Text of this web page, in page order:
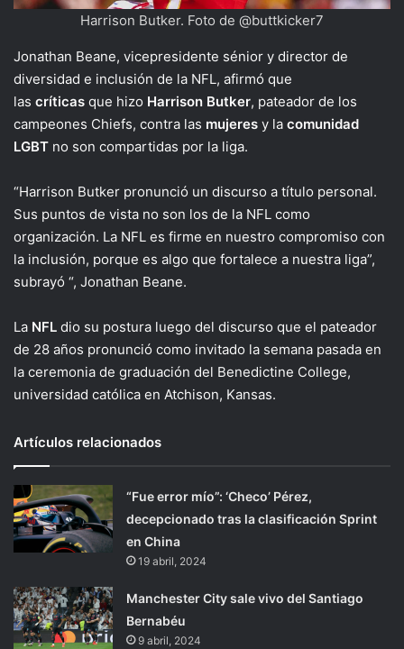
Harrison Butker. Foto de @buttkicker7
Jonathan Beane, vicepresidente sénior y director de
diversidad e inclusión de la NFL, afirmó que
las críticas que hizo Harrison Butker, pateador de los
campeones Chiefs, contra las mujeres y la comunidad
LGBT no son compartidas por la liga.
“Harrison Butker pronunció un discurso a título personal.
Sus puntos de vista no son los de la NFL como
organización. La NFL es firme en nuestro compromiso con
la inclusión, porque es algo que fortalece a nuestra liga”,
subrayó “, Jonathan Beane.
La NFL dio su postura luego del discurso que el pateador
de 28 años pronunció como invitado la semana pasada en
la ceremonia de graduación del Benedictine College,
universidad católica en Atchison, Kansas.
Artículos relacionados
“Fue error mío”: ‘Checo’ Pérez,
decepcionado tras la clasificación Sprint
en China
19 abril, 2024
Manchester City sale vivo del Santiago
Bernabéu
9 abril, 2024